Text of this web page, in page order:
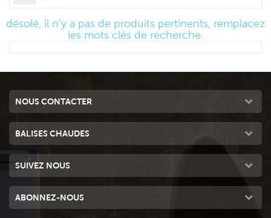
désolé, il n'y a pas de produits pertinents, remplacez
les mots clés de recherche.
NOUS CONTACTER
BALISES CHAUDES
SUIVEZ NOUS
ABONNEZ-NOUS